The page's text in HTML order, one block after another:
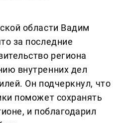
области Вадим
за последние
региона
внутренних дел
Он подчеркнул, что
поможет сохранять
и поблагодарил